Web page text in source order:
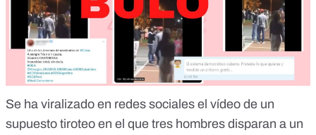
Se ha viralizado en redes sociales el vídeo de un
supuesto tiroteo en el que tres hombres disparan a un